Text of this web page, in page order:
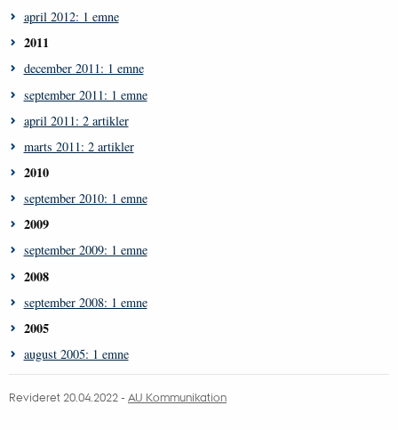
april 2012: 1 emne
2011
december 2011: 1 emne
september 2011: 1 emne
april 2011: 2 artikler
marts 2011: 2 artikler
2010
september 2010: 1 emne
2009
september 2009: 1 emne
2008
september 2008: 1 emne
2005
august 2005: 1 emne
Revideret 20.04.2022 - AU Kommunikation